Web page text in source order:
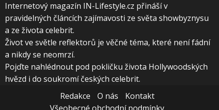
Internetový magazín IN-Lifestyle.cz přináší v
pravidelných článcích zajímavosti ze světa showbyznysu
a ze života celebrit.
Život ve světle reflektorů je věčné téma, které není fádní
a nikdy se neomrzí.
Pojďte nahlédnout pod pokličku života Hollywoodských
hvězd i do soukromí českých celebrit.
Redakce
O nás
Kontakt